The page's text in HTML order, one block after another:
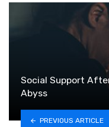
Social Support
Abyss
PREVIOUS ARTICLE